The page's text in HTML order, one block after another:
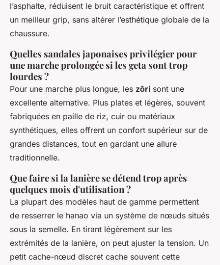
l’asphalte, réduisent le bruit caractéristique et offrent
un meilleur grip, sans altérer l’esthétique globale de la
chaussure.
Quelles sandales japonaises privilégier pour
une marche prolongée si les geta sont trop
lourdes ?
Pour une marche plus longue, les zôri sont une
excellente alternative. Plus plates et légères, souvent
fabriquées en paille de riz, cuir ou matériaux
synthétiques, elles offrent un confort supérieur sur de
grandes distances, tout en gardant une allure
traditionnelle.
Que faire si la lanière se détend trop après
quelques mois d'utilisation ?
La plupart des modèles haut de gamme permettent
de resserrer le hanao via un système de nœuds situés
sous la semelle. En tirant légèrement sur les
extrémités de la lanière, on peut ajuster la tension. Un
petit cache-nœud discret cache souvent cette